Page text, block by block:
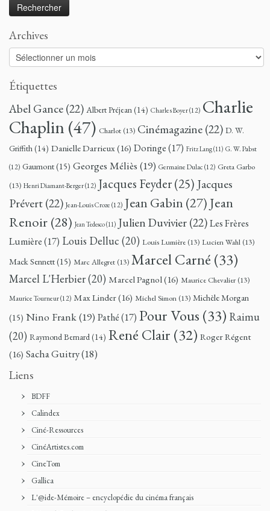
Archives
Archives
Étiquettes
Abel Gance(22) Albert Préjean(14) Charles Boyer(12) Charlie
Chaplin(47) Charlot (13) Cinémagazine(22) D. W.
Griffith(14) Danielle Darrieux(16) Doringe(17) Fritz Lang(11) G. W. Pabst
(12) Gaumont(15) Georges Méliès (19) Germaine Dulac (12) Greta Garbo
(13) Henri Diamant-Berger(12) Jacques Feyder(25) Jacques
Prévert(22) Jean-Louis Croze (12) Jean Gabin (27) Jean
Renoir (28) Jean Tedesco(11) Julien Duvivier(22)Les Frères
Lumière(17) Louis Delluc (20) Louis Lumière (13) Lucien Wahl (13)
Mack Sennett(15) Marc Allegret (13) Marcel Carné (33)
Marcel L'Herbier(20) Marcel Pagnol(16) Maurice Chevalier (13)
Maurice Tourneur(12) Max Linder(16) Michel Simon (13) Michèle Morgan
(15) Nino Frank(19) Pathé(17) Pour Vous (33) Raimu
(20) Raymond Bernard(14) René Clair (32) Roger Régent
(16) Sacha Guitry(18)
Liens
BDFF
Calindex
Ciné-Ressources
CinéArtistes.com
CineTom
Gallica
L'@ide-Mémoire – encyclopédie du cinéma français